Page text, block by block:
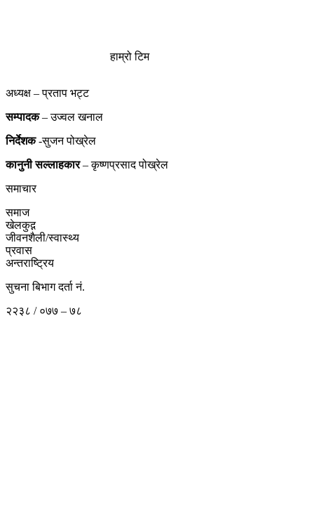
हाम्रो टिम
अध्यक्ष – प्रताप भट्ट
सम्पादक– उज्वल खनाल
निर्देशक-सुजन पोख्रेल
कानुनी सल्लाहकार– कृष्णप्रसाद पोख्रेल
समाचार
समाज
खेलकुद़़
जीवनशैली/स्वास्थ्य
प्रवास
अन्तराष्ट्रिय
सुचना बिभाग दर्ता नं.
२२३८ / ०७७ – ७८